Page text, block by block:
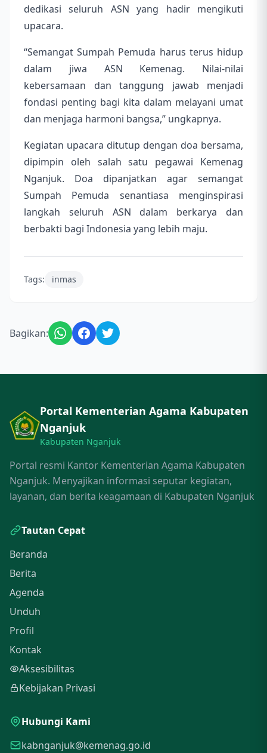
dedikasi seluruh ASN yang hadir mengikuti
upacara.
“Semangat Sumpah Pemuda harus terus hidup
dalam jiwa ASN Kemenag. Nilai-nilai
kebersamaan dan tanggung jawab menjadi
fondasi penting bagi kita dalam melayani umat
dan menjaga harmoni bangsa,” ungkapnya.
Kegiatan upacara ditutup dengan doa bersama,
dipimpin oleh salah satu pegawai Kemenag
Nganjuk. Doa dipanjatkan agar semangat
Sumpah Pemuda senantiasa menginspirasi
langkah seluruh ASN dalam berkarya dan
berbakti bagi Indonesia yang lebih maju.
Tags: inmas
Bagikan:
Portal Kementerian Agama Kabupaten
Nganjuk
Kabupaten Nganjuk
Portal resmi Kantor Kementerian Agama Kabupaten
Nganjuk. Menyajikan informasi seputar kegiatan,
layanan, dan berita keagamaan di Kabupaten Nganjuk
Tautan Cepat
Beranda
Berita
Agenda
Unduh
Profil
Kontak
Aksesibilitas
Kebijakan Privasi
Hubungi Kami
kabnganjuk@kemenag.go.id